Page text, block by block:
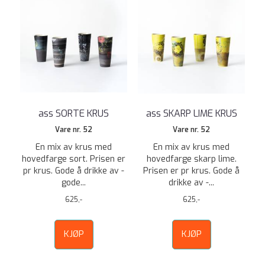
ass SORTE KRUS
Vare nr. 52
En mix av krus med
hovedfarge sort. Prisen er
pr krus. Gode å drikke av -
gode...
625,-
KJØP
ass SKARP LIME KRUS
Vare nr. 52
En mix av krus med
hovedfarge skarp lime.
Prisen er pr krus. Gode å
drikke av -...
625,-
KJØP